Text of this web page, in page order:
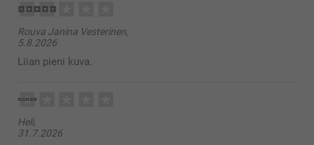
Säteilevä paperi 120 g
Säteilevä valkoinen
Säteilevä hopeas
Säteilevä sininen
Suljettava kuori kolmiomaisella läpällä
Rouva Janina Vesterinen,
5.8.2026
Liian pieni kuva.
Heli,
31.7.2026